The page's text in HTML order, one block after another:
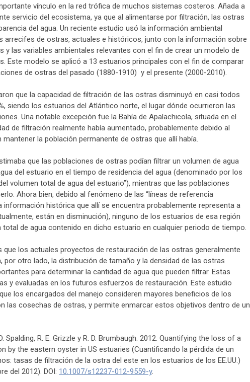
vínculo en la red trófica de muchos sistemas costeros. Añada a
servicio del ecosistema, ya que al alimentarse por filtración, las ostras
del agua. Un reciente estudio usó la información ambiental
arrecifes de ostras, actuales e históricos, junto con la información sobre
las variables ambientales relevantes con el fin de crear un modelo de
Este modelo se aplicó a 13 estuarios principales con el fin de comparar
de ostras del pasado (1880-1910) y el presente (2000-2010).
que la capacidad de filtración de las ostras disminuyó en casi todos
siendo los estuarios del Atlántico norte, el lugar dónde ocurrieron las
Una notable excepción fue la Bahía de Apalachicola, situada en el
de filtración realmente había aumentado, probablemente debido al
la población permanente de ostras que allí había.
que las poblaciones de ostras podían filtrar un volumen de agua
del estuario en el tiempo de residencia del agua (denominado por los
volumen total de agua del estuario”), mientras que las poblaciones
Ahora bien, debido al fenómeno de las “líneas de referencia
información histórica que allí se encuentra probablemente representa a
están en disminución), ninguno de los estuarios de esa región
de agua contenido en dicho estuario en cualquier periodo de tiempo.
que los actuales proyectos de restauración de las ostras generalmente
por otro lado, la distribución de tamaño y la densidad de las ostras
para determinar la cantidad de agua que pueden filtrar. Estas
y evaluadas en los futuros esfuerzos de restauración. Este estudio
los encargados del manejo consideren mayores beneficios de los
las cosechas de ostras, y permite enmarcar estos objetivos dentro de un
Spalding, R. E. Grizzle y R. D. Brumbaugh. 2012. Quantifying the loss of a
by the eastern oyster in US estuaries (Cuantificando la pérdida de un
tasas de filtración de la ostra del este en los estuarios de los EE.UU.)
del 2012). DOI: 10.1007/s12237-012-9559-y.